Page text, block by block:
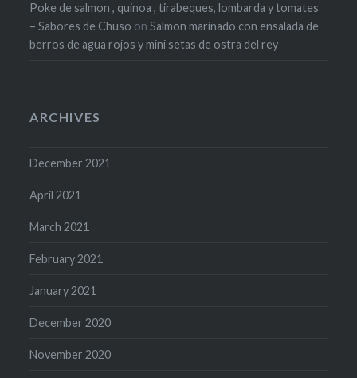
Poke de salmon , quinoa , tirabeques, lombarda y tomates
– Sabores de Chuso onSalmon marinado con ensalada de
berros de agua rojos y mini setas de ostra del rey
ARCHIVES
December 2021
April 2021
March 2021
February 2021
January 2021
December 2020
November 2020